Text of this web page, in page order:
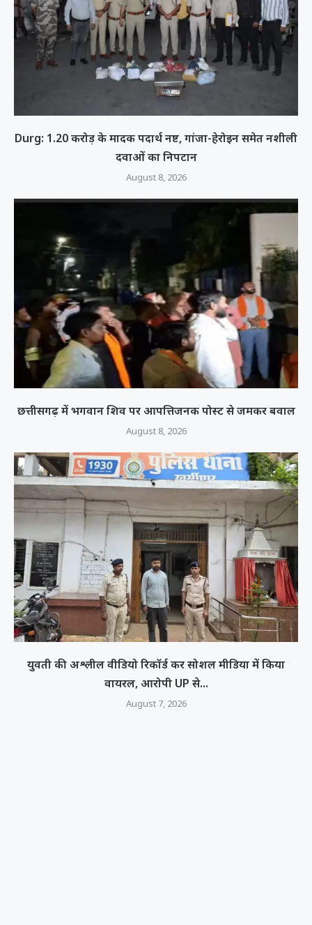
Durg: 1.20 करोड़ के मादक पदार्थ नष्ट, गांजा-हेरोइन समेत नशीली
दवाओं का निपटान
August 8, 2026
छत्तीसगढ़ में भगवान शिव पर आपत्तिजनक पोस्ट से जमकर बवाल
August 8, 2026
युवती की अश्लील वीडियो रिकॉर्ड कर सोशल मीडिया में किया
वायरल, आरोपी UP से...
August 7, 2026